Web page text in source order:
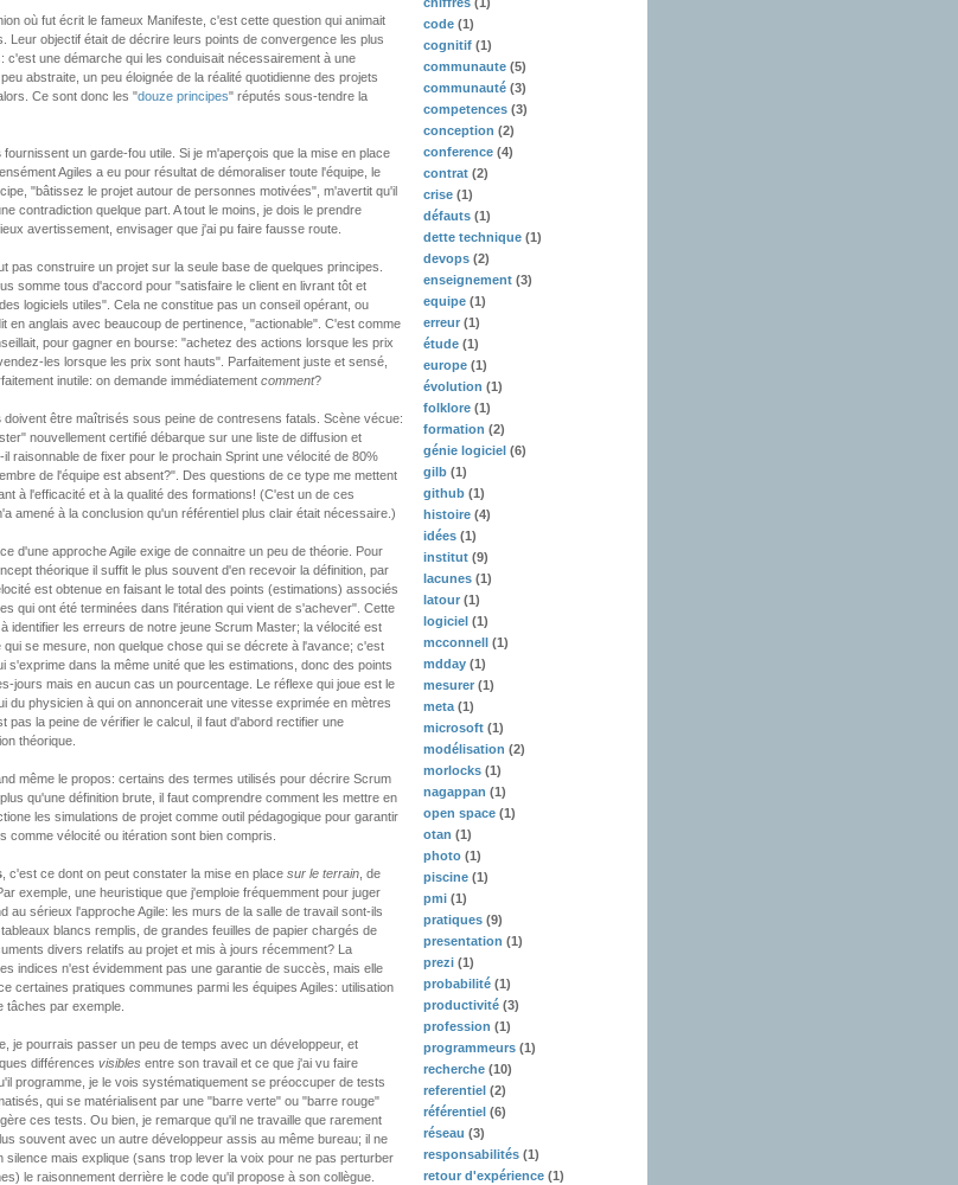
où fut écrit le fameux Manifeste, c'est cette question qui animait
Leur objectif était de décrire leurs points de convergence les plus
c'est une démarche qui les conduisait nécessairement à une
abstraite, un peu éloignée de la réalité quotidienne des projets
Ce sont donc les "douze principes" réputés sous-tendre la
fournissent un garde-fou utile. Si je m'aperçois que la mise en place
Agiles a eu pour résultat de démoraliser toute l'équipe, le
"bâtissez le projet autour de personnes motivées", m'avertit qu'il
contradiction quelque part. A tout le moins, je dois le prendre
avertissement, envisager que j'ai pu faire fausse route.
pas construire un projet sur la seule base de quelques principes.
somme tous d'accord pour "satisfaire le client en livrant tôt et
logiciels utiles". Cela ne constitue pas un conseil opérant, ou
en anglais avec beaucoup de pertinence, "actionable". C'est comme
pour gagner en bourse: "achetez des actions lorsque les prix
les lorsque les prix sont hauts". Parfaitement juste et sensé,
inutile: on demande immédiatement comment?
doivent être maîtrisés sous peine de contresens fatals. Scène vécue:
nouvellement certifié débarque sur une liste de diffusion et
raisonnable de fixer pour le prochain Sprint une vélocité de 80%
de l'équipe est absent?". Des questions de ce type me mettent
à l'efficacité et à la qualité des formations! (C'est un de ces
amené à la conclusion qu'un référentiel plus clair était nécessaire.)
d'une approche Agile exige de connaitre un peu de théorie. Pour
théorique il suffit le plus souvent d'en recevoir la définition, par
est obtenue en faisant le total des points (estimations) associés
qui ont été terminées dans l'itération qui vient de s'achever". Cette
identifier les erreurs de notre jeune Scrum Master; la vélocité est
qui se mesure, non quelque chose qui se décrete à l'avance; c'est
s'exprime dans la même unité que les estimations, donc des points
jours mais en aucun cas un pourcentage. Le réflexe qui joue est le
du physicien à qui on annoncerait une vitesse exprimée en mètres
pas la peine de vérifier le calcul, il faut d'abord rectifier une
théorique.
même le propos: certains des termes utilisés pour décrire Scrum
qu'une définition brute, il faut comprendre comment les mettre en
les simulations de projet comme outil pédagogique pour garantir
comme vélocité ou itération sont bien compris.
, c'est ce dont on peut constater la mise en place sur le terrain, de
exemple, une heuristique que j'emploie fréquemment pour juger
au sérieux l'approche Agile: les murs de la salle de travail sont-ils
blancs remplis, de grandes feuilles de papier chargés de
divers relatifs au projet et mis à jours récemment? La
indices n'est évidemment pas une garantie de succès, mais elle
certaines pratiques communes parmi les équipes Agiles: utilisation
tâches par exemple.
je pourrais passer un peu de temps avec un développeur, et
différences visibles entre son travail et ce que j'ai vu faire
programme, je le vois systématiquement se préoccuper de tests
qui se matérialisent par une "barre verte" ou "barre rouge"
ces tests. Ou bien, je remarque qu'il ne travaille que rarement
souvent avec un autre développeur assis au même bureau; il ne
silence mais explique (sans trop lever la voix pour ne pas perturber
le raisonnement derrière le code qu'il propose à son collègue.
code(1)
cognitif(1)
communaute(5)
communauté(3)
competences(3)
conception(2)
conference(4)
contrat(2)
crise(1)
défauts(1)
dette technique(1)
devops(2)
enseignement(3)
equipe(1)
erreur(1)
étude(1)
europe(1)
évolution(1)
folklore(1)
formation(2)
génie logiciel(6)
gilb(1)
github(1)
histoire(4)
idées(1)
institut(9)
lacunes(1)
latour(1)
logiciel(1)
mcconnell(1)
mdday(1)
mesurer(1)
meta(1)
microsoft(1)
modélisation(2)
morlocks(1)
nagappan(1)
open space(1)
otan(1)
photo(1)
piscine(1)
pmi(1)
pratiques(9)
presentation(1)
prezi(1)
probabilité(1)
productivité(3)
profession(1)
programmeurs(1)
recherche(10)
referentiel(2)
référentiel(6)
réseau(3)
responsabilités(1)
retour d'expérience(1)